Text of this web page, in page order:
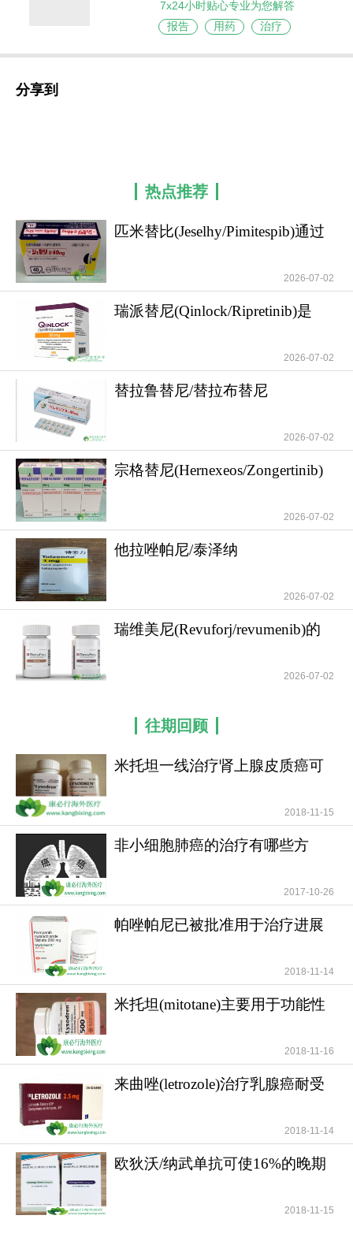
抑制剂相比，匹米替比的设计重点在于提高对胞质
GRP94和线粒体TRAP1等旁系蛋白的影响，从而改
善药物的安全性窗口。匹米替比并非来自天然产物
直接提取，而是通过小分子药物化学优化获得，其
研发思路主要围绕苯甲酰胺骨架与吡唑并吡啶等杂
环片段进行构效关系筛选，最终获得兼具HSP90抑
制活性、口服可及性和较好选择性的候选化合物。
匹米替比在体内主要经羧酸酯酶CES1参与代谢，可
形成酰胺水解产物、N-脱甲基体以及葡萄糖醛酸结
合物等，其中酰胺水解被认为是较重要的代谢途
径。
匹米替比通过抑制HSP90，使KIT、PDGFRA、
蛋白发生不稳定和降解，从而抑制肿瘤进展。它目
前主要用于既往治疗后进展的胃肠道间质瘤，尤其
体现了在多线靶向治疗失败后，通过“破坏癌蛋白稳
定系统”而非单纯阻断单一激酶靶点的治疗思路。由
于HSP90通路牵涉多种细胞功能，匹米替比治疗过
程中仍需关注腹泻、食欲下降、疲劳及眼部不良反
应等安全性问题，因此其临床价值更适合被理解为
后线治疗中的机制补充，而不是简单替代现有TKI药
物。如有需要，请咨询康必行海外医疗医学顾问：
4006-130-650或扫码添加下方微信，我们将竭诚为
您服务！点击拓展阅读： 匹米替比
(Jeselhy/Pimitespib)通过阻断HSP90功能来抑制多
种致癌的信号通路
更多药品详情请访问匹米替比
https://www.kangbixing.com/
7x24小时贴心专业为您解答
报告
用药 治疗
分享到
热点推荐
匹米替比(Jeselhy/Pimitespib)通过
2026-07-02
瑞派替尼(Qinlock/Ripretinib)是
2026-07-02
替拉鲁替尼/替拉布替尼
2026-07-02
宗格替尼(Hernexeos/Zongertinib)
2026-07-02
他拉唑帕尼/泰泽纳
2026-07-02
瑞维美尼(Revuforj/revumenib)的
2026-07-02
往期回顾
米托坦一线治疗肾上腺皮质癌可
2018-11-15
非小细胞肺癌的治疗有哪些方
2017-10-26
帕唑帕尼已被批准用于治疗进展
2018-11-14
米托坦(mitotane)主要用于功能性
2018-11-16
来曲唑(letrozole)治疗乳腺癌耐受
2018-11-14
欧狄沃/纳武单抗可使16%的晚期
2018-11-15